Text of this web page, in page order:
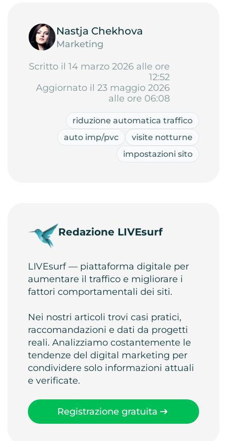
Nastja Chekhova
Marketing
Scritto il 14 marzo 2026 alle ore
12:52
Aggiornato il 23 maggio 2026
alle ore 06:08
riduzione automatica traffico
auto imp/pvc
visite notturne
impostazioni sito
Redazione LIVEsurf
LIVEsurf — piattaforma digitale per
aumentare il traffico e migliorare i
fattori comportamentali dei siti.
Nei nostri articoli trovi casi pratici,
raccomandazioni e dati da progetti
reali. Analizziamo costantemente le
tendenze del digital marketing per
condividere solo informazioni attuali
e verificate.
Registrazione gratuita